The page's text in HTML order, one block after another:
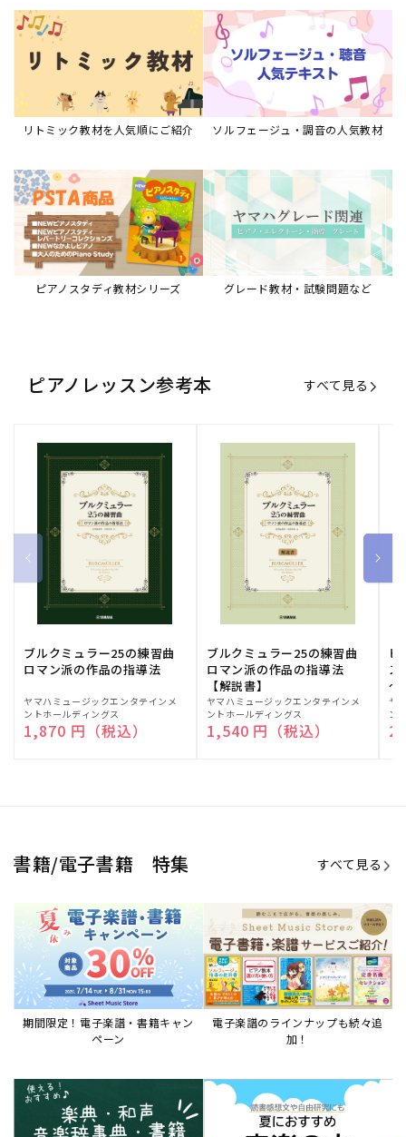
リトミック教材を人気順にご紹介 ソルフェージュ・調音の人気教材
ピアノスタディ教材シリーズ グレード教材・試験問題など
ピアノレッスン参考本 すべて見る
ブルクミュラー25の練習曲
ロマン派の作品の指導法
販
売
元:
ヤマハミュージックエンタテインメ
ントホールディングス
通常価格
1,870 円（税込）
ブルクミュラー25の練習曲
ロマン派の作品の指導法
【解説書】
販
売
元:
ヤマハミュージックエンタテインメ
ントホールディングス
通常価格
1,540 円（税込）
ピ
ス
～
販
売
元:
ヤ
ン
書籍/電子書籍 特集 すべて見る
期間限定！電子楽譜・書籍キャン
ペーン
電子楽譜のラインナップも続々追
加！